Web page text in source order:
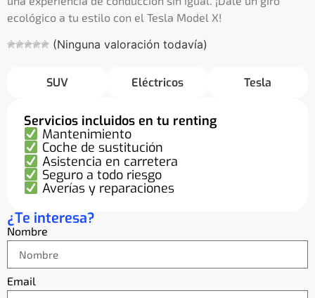
ecológico a tu estilo con el Tesla Model X!
(Ninguna valoración todavía)
SUV Eléctricos Tesla
Servicios incluidos en tu renting
Mantenimiento
Coche de sustitución
Asistencia en carretera
Seguro a todo riesgo
Averías y reparaciones
¿Te interesa?
Nombre
Email